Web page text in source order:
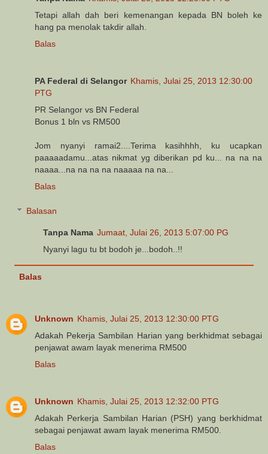
Tetapi allah dah beri kemenangan kepada BN boleh ke
hang pa menolak takdir allah.
Balas
PA Federal di Selangor Khamis, Julai 25, 2013 12:30:00
PTG
PR Selangor vs BN Federal
Bonus 1 bln vs RM500
Jom nyanyi ramai2....Terima kasihhhh, ku ucapkan
paaaaadamu...atas nikmat yg diberikan pd ku... na na na
naaaa...na na na na naaaaa na na...
Balas
Balasan
Tanpa Nama Jumaat, Julai 26, 2013 5:07:00 PG
Nyanyi lagu tu bt bodoh je...bodoh..!!
Balas
Unknown Khamis, Julai 25, 2013 12:30:00 PTG
Adakah Pekerja Sambilan Harian yang berkhidmat sebagai
penjawat awam layak menerima RM500
Balas
Unknown Khamis, Julai 25, 2013 12:32:00 PTG
Adakah Perkerja Sambilan Harian (PSH) yang berkhidmat
sebagai penjawat awam layak menerima RM500.
Balas